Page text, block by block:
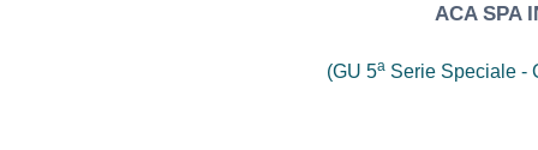
ACA SPA
(GU 5a Serie Speciale -